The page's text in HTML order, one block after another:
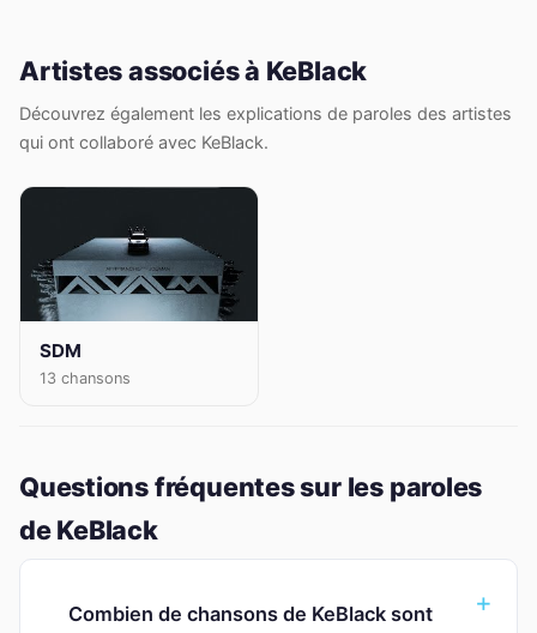
Artistes associés à KeBlack
Découvrez également les explications de paroles des artistes
qui ont collaboré avec KeBlack.
SDM
13 chansons
Questions fréquentes sur les paroles
de KeBlack
Combien de chansons de KeBlack sont